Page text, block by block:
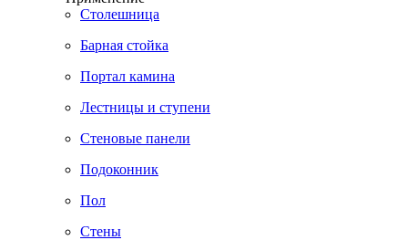
Cтолешница
Барная стойка
Портал камина
Лестницы и ступени
Стеновые панели
Подоконник
Пол
Cтены